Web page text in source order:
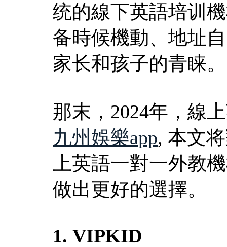
统的線下英語培训
备時候機動、地址
家长和孩子的青睐。
那末，2024年，線
九州娛樂app, 本文
上英語一對一外教
做出更好的選擇。
1. VIPKID